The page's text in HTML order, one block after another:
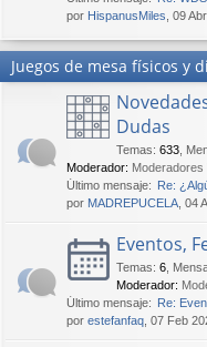
por HispanusMiles , 09
Juegos de mesa físicos y
Dudas
Temas: 633
Moderador: Moderadores
Último mensaje: Re:
por MADREPUCELA , 04
Eventos,
Temas: 6
Moderador:
Último mensaje: Re:
por estefanfaq , 07 Feb